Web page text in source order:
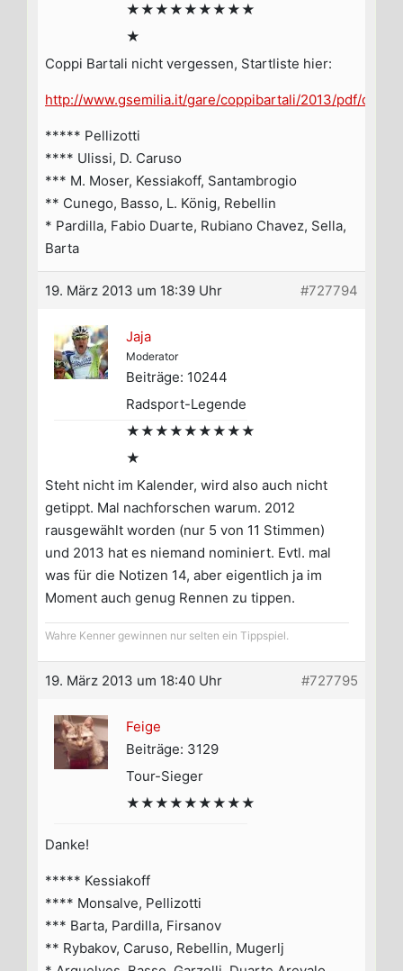
★★★★★★★★★
★
Coppi Bartali nicht vergessen, Startliste hier:
http://www.gsemilia.it/gare/coppibartali/2013/pdf/
***** Pellizotti
**** Ulissi, D. Caruso
*** M. Moser, Kessiakoff, Santambrogio
** Cunego, Basso, L. König, Rebellin
* Pardilla, Fabio Duarte, Rubiano Chavez, Sella,
Barta
19. März 2013 um 18:39 Uhr #727794
Jaja
Moderator
Beiträge: 10244
Radsport-Legende
★★★★★★★★★
★
Steht nicht im Kalender, wird also auch nicht
getippt. Mal nachforschen warum. 2012
rausgewählt worden (nur 5 von 11 Stimmen)
und 2013 hat es niemand nominiert. Evtl. mal
was für die Notizen 14, aber eigentlich ja im
Moment auch genug Rennen zu tippen.
Wahre Kenner gewinnen nur selten ein Tippspiel.
19. März 2013 um 18:40 Uhr #727795
Feige
Beiträge: 3129
Tour-Sieger
★★★★★★★★★
Danke!
***** Kessiakoff
**** Monsalve, Pellizotti
*** Barta, Pardilla, Firsanov
** Rybakov, Caruso, Rebellin, Mugerlj